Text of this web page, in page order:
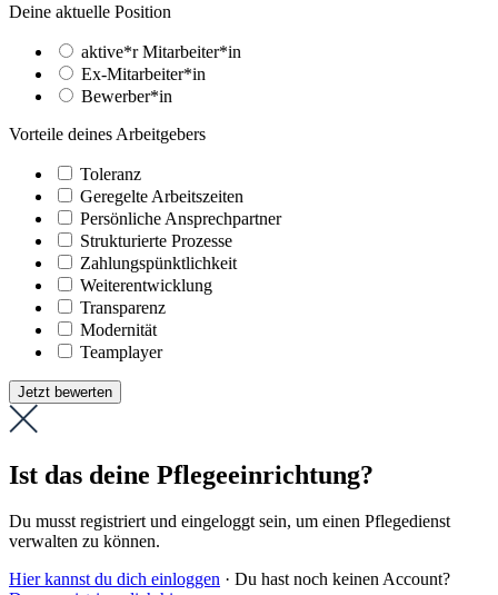
Deine aktuelle Position
aktive*r Mitarbeiter*in
Ex-Mitarbeiter*in
Bewerber*in
Vorteile deines Arbeitgebers
Toleranz
Geregelte Arbeitszeiten
Persönliche Ansprechpartner
Strukturierte Prozesse
Zahlungs­pünktlichkeit
Weiter­entwicklung
Transparenz
Modernität
Teamplayer
Jetzt bewerten
Ist das deine Pflegeeinrichtung?
Du musst registriert und eingeloggt sein, um einen Pflegedienst
verwalten zu können.
Hier kannst du dich einloggen · Du hast noch keinen Account?